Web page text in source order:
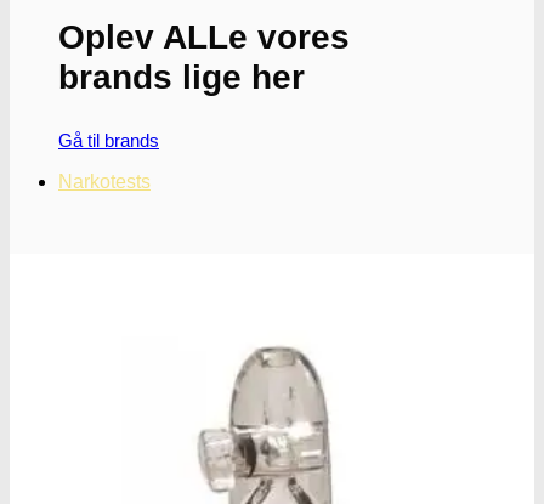
Oplev ALLe vores
brands lige her
Gå til brands
Narkotests
Kokain renhedhedstest
Crack renhedhedstest
Kokain blandingsmiddel test